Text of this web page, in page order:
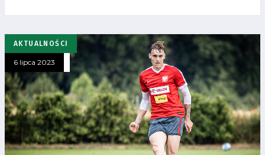
AKTUALNOŚCI
6 lipca 2023